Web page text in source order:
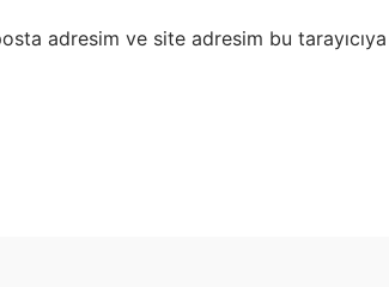
adresim ve site adresim bu tarayıcıya